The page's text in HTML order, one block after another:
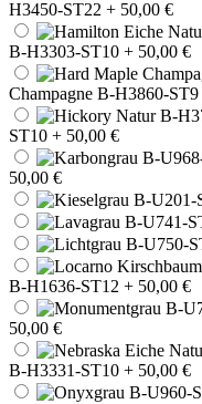
H3450-ST22 + 50,00 €
B-H3303-ST10 + 50,00 €
Champagne B-H3860-ST9
ST10 + 50,00 €
50,00 €
B-H1636-ST12 + 50,00 €
50,00 €
B-H3331-ST10 + 50,00 €